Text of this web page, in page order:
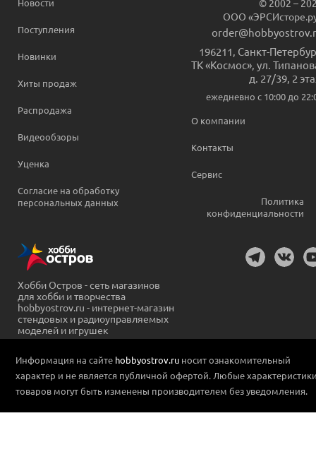
Новости
Поступления
Новинки
Хиты продаж
Распродажа
Видеообзоры
Уценка
Согласие на обработку
персональных данных
© 2002 –
ООО
196211, Санкт-
ТК «Космос», ул.
д. 27/39, 2
ежедневно c 10:00 до
О компании
Контакты
Сервис
Политика
конфиденциальности
Хобби Остров - сеть магазинов
для хобби и творчества
hobbyostrov.ru - интернет-магазин
стендовых и радиоуправляемых
моделей и игрушек
Информация на сайте hobbyostrov.ru носит ознакомительный
характер и не является публичной офертой. Любые
товаров могут быть изменены производителем без уведомления.